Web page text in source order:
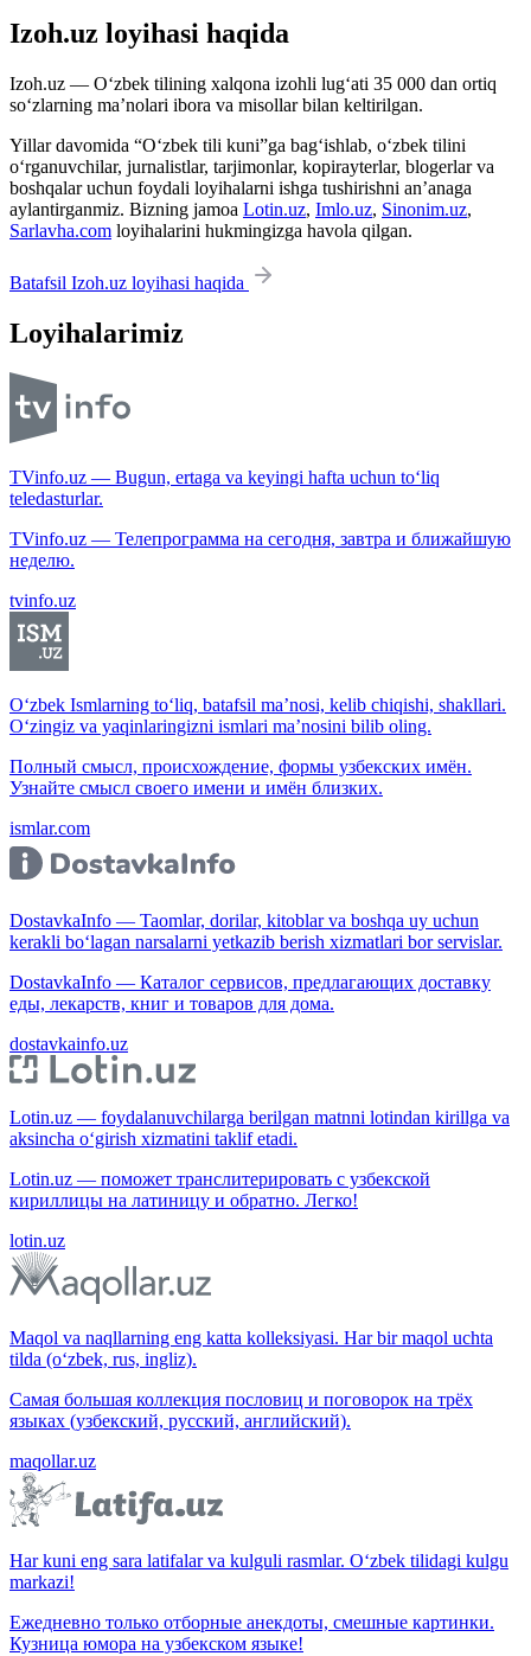
Izoh.uz loyihasi haqida
Izoh.uz — O‘zbek tilining xalqona izohli lug‘ati 35 000 dan ortiq
so‘zlarning ma’nolari ibora va misollar bilan keltirilgan.
Yillar davomida “O‘zbek tili kuni”ga bag‘ishlab, o‘zbek tilini
o‘rganuvchilar, jurnalistlar, tarjimonlar, kopirayterlar, blogerlar va
boshqalar uchun foydali loyihalarni ishga tushirishni an’anaga
aylantirganmiz. Bizning jamoa Lotin.uz, Imlo.uz, Sinonim.uz,
Sarlavha.com loyihalarini hukmingizga havola qilgan.
Batafsil Izoh.uz loyihasi haqida
Loyihalarimiz
TVinfo.uz — Bugun, ertaga va keyingi hafta uchun to‘liq
teledasturlar.
TVinfo.uz — Телепрограмма на сегодня, завтра и ближайшую
неделю.
tvinfo.uz
O‘zbek Ismlarning to‘liq, batafsil ma’nosi, kelib chiqishi, shakllari.
O‘zingiz va yaqinlaringizni ismlari ma’nosini bilib oling.
Полный смысл, происхождение, формы узбекских имён.
Узнайте смысл своего имени и имён близких.
ismlar.com
DostavkaInfo — Taomlar, dorilar, kitoblar va boshqa uy uchun
kerakli bo‘lagan narsalarni yetkazib berish xizmatlari bor servislar.
DostavkaInfo — Каталог сервисов, предлагающих доставку
еды, лекарств, книг и товаров для дома.
dostavkainfo.uz
Lotin.uz — foydalanuvchilarga berilgan matnni lotindan kirillga va
aksincha o‘girish xizmatini taklif etadi.
Lotin.uz — поможет транслитерировать с узбекской
кириллицы на латиницу и обратно. Легко!
lotin.uz
Maqol va naqllarning eng katta kolleksiyasi. Har bir maqol uchta
tilda (o‘zbek, rus, ingliz).
Самая большая коллекция пословиц и поговорок на трёх
языках (узбекский, русский, английский).
maqollar.uz
Har kuni eng sara latifalar va kulguli rasmlar. O‘zbek tilidagi kulgu
markazi!
Ежедневно только отборные анекдоты, смешные картинки.
Кузница юмора на узбекском языке!